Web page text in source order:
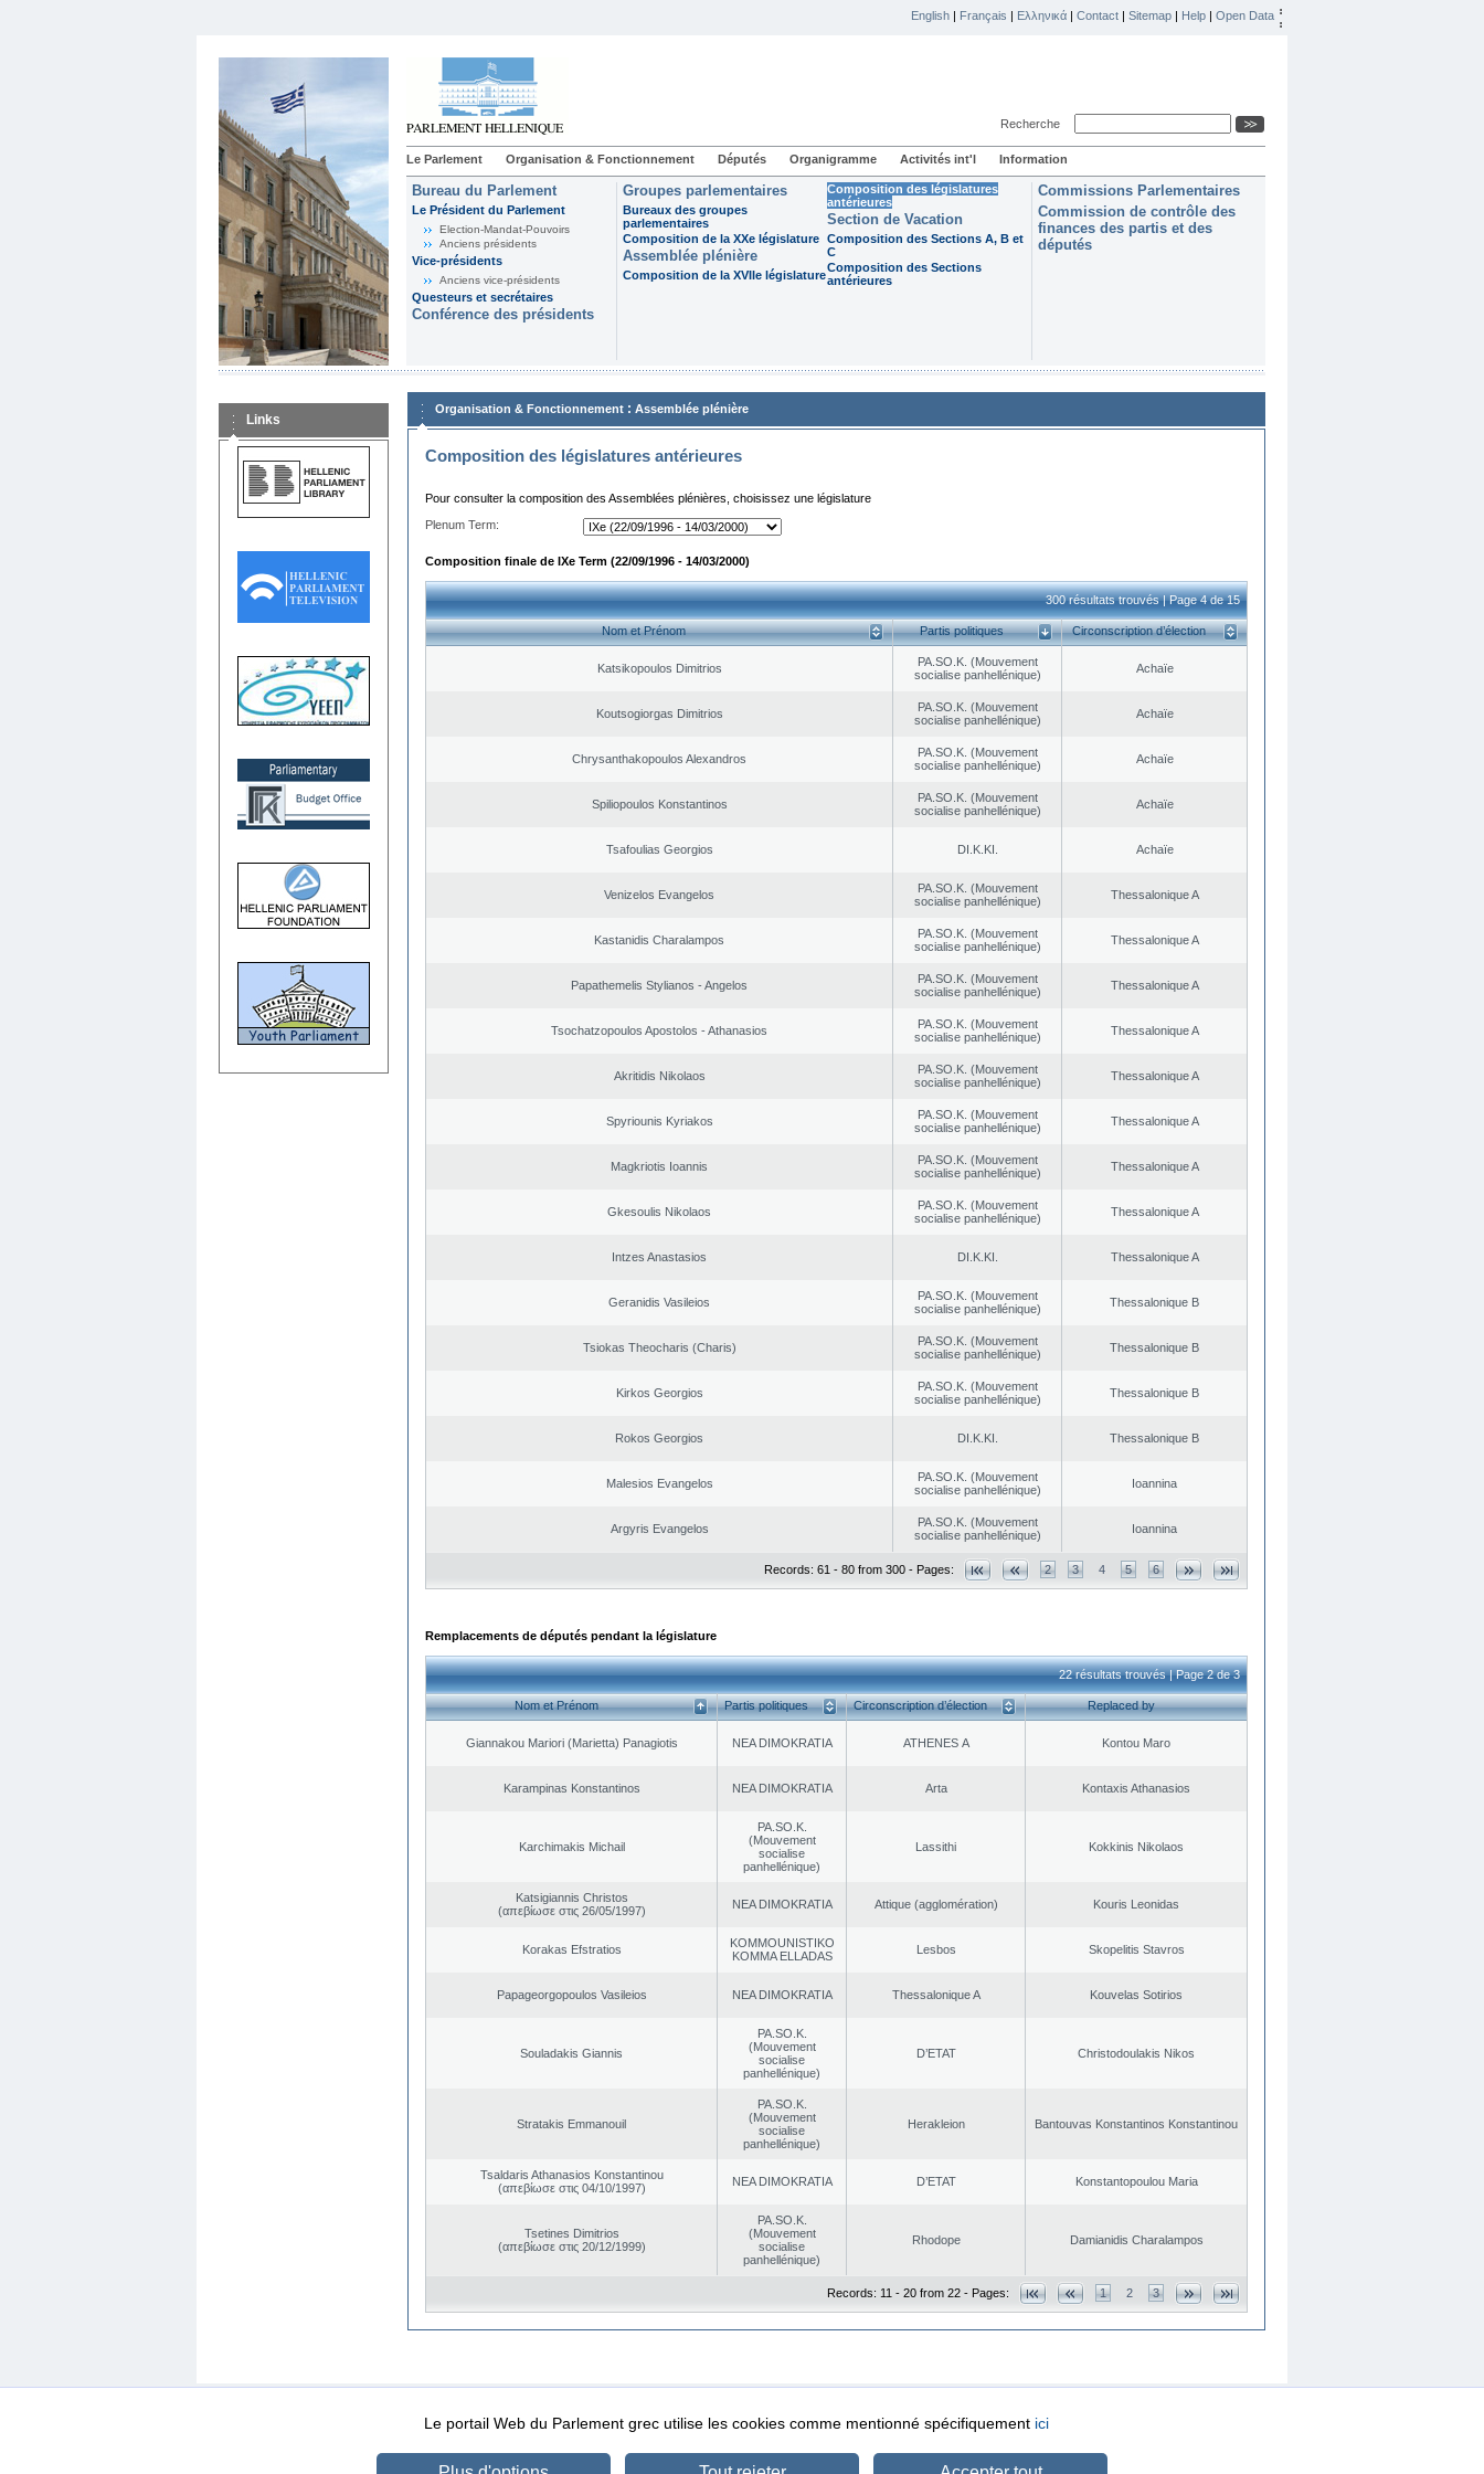
English | Français | Ελληνικά | Contact | Sitemap | Help | Open Data
Recherche
Le Parlement Organisation & Fonctionnement Députés Organigramme Activités int'l Information
Bureau du Parlement
Le Président du Parlement
Election-Mandat-Pouvoirs
Anciens présidents
Vice-présidents
Anciens vice-présidents
Questeurs et secrétaires
Conférence des présidents
Groupes parlementaires
Bureaux des groupes
parlementaires
Composition de la XXe législature
Assemblée plénière
Composition de la XVIIe législature
Composition des législatures
antérieures
Section de Vacation
Composition des Sections A, B et
C
Composition des Sections
antérieures
Commissions Parlementaires
Commission de contrôle des
finances des partis et des
députés
Links
Organisation & Fonctionnement : Assemblée plénière
Composition des législatures antérieures
Pour consulter la composition des Assemblées plénières, choisissez une législature
Plenum Term:
Composition finale de IXe Term (22/09/1996 - 14/03/2000)
300 résultats trouvés | Page 4 de 15
Nom et Prénom Partis politiques Circonscription d’élection
Katsikopoulos Dimitrios
PA.SO.K. (Mouvement
socialise panhellénique)
Achaïe
Koutsogiorgas Dimitrios
PA.SO.K. (Mouvement
socialise panhellénique)
Achaïe
Chrysanthakopoulos Alexandros
PA.SO.K. (Mouvement
socialise panhellénique)
Achaïe
Spiliopoulos Konstantinos
PA.SO.K. (Mouvement
socialise panhellénique)
Achaïe
Tsafoulias Georgios DI.K.KI. Achaïe
Venizelos Evangelos
PA.SO.K. (Mouvement
socialise panhellénique)
Thessalonique A
Kastanidis Charalampos
PA.SO.K. (Mouvement
socialise panhellénique)
Thessalonique A
Papathemelis Stylianos - Angelos
PA.SO.K. (Mouvement
socialise panhellénique)
Thessalonique A
Tsochatzopoulos Apostolos - Athanasios
PA.SO.K. (Mouvement
socialise panhellénique)
Thessalonique A
Akritidis Nikolaos
PA.SO.K. (Mouvement
socialise panhellénique)
Thessalonique A
Spyriounis Kyriakos
PA.SO.K. (Mouvement
socialise panhellénique)
Thessalonique A
Magkriotis Ioannis
PA.SO.K. (Mouvement
socialise panhellénique)
Thessalonique A
Gkesoulis Nikolaos
PA.SO.K. (Mouvement
socialise panhellénique)
Thessalonique A
Intzes Anastasios DI.K.KI. Thessalonique A
Geranidis Vasileios
PA.SO.K. (Mouvement
socialise panhellénique)
Thessalonique B
Tsiokas Theocharis (Charis)
PA.SO.K. (Mouvement
socialise panhellénique)
Thessalonique B
Kirkos Georgios
PA.SO.K. (Mouvement
socialise panhellénique)
Thessalonique B
Rokos Georgios DI.K.KI. Thessalonique B
Malesios Evangelos
PA.SO.K. (Mouvement
socialise panhellénique)
Ioannina
Argyris Evangelos
PA.SO.K. (Mouvement
socialise panhellénique)
Ioannina
Records: 61 - 80 from 300 - Pages: 2 3 4 5 6
Remplacements de députés pendant la législature
22 résultats trouvés | Page 2 de 3
Nom et Prénom Partis politiques Circonscription d’élection Replaced by
Giannakou Mariori (Marietta) Panagiotis NEA DΙMOKRATIA ATHENES Α Kontou Maro
Karampinas Konstantinos NEA DΙMOKRATIA Arta Kontaxis Athanasios
Karchimakis Michail
PA.SO.K.
(Mouvement
socialise
panhellénique)
Lassithi Kokkinis Nikolaos
Katsigiannis Christos
(απεβίωσε στις 26/05/1997)
NEA DΙMOKRATIA Αttique (agglomération) Kouris Leonidas
Korakas Efstratios
KOMMOUNISTIKO
KOMMA ELLADAS
Lesbos Skopelitis Stavros
Papageorgopoulos Vasileios NEA DΙMOKRATIA Thessalonique A Kouvelas Sotirios
Souladakis Giannis
PA.SO.K.
(Mouvement
socialise
panhellénique)
D’ETAT Christodoulakis Nikos
Stratakis Emmanouil
PA.SO.K.
(Mouvement
socialise
panhellénique)
Herakleion Bantouvas Konstantinos Konstantinou
Tsaldaris Athanasios Konstantinou
(απεβίωσε στις 04/10/1997)
NEA DΙMOKRATIA D’ETAT Konstantopoulou Maria
Tsetines Dimitrios
(απεβίωσε στις 20/12/1999)
PA.SO.K.
(Mouvement
socialise
panhellénique)
Rhodope Damianidis Charalampos
Records: 11 - 20 from 22 - Pages: 1 2 3
Conditions d’utilisation Data Protection Security & Access
Le portail Web du Parlement grec utilise les cookies comme mentionné spécifiquement ici